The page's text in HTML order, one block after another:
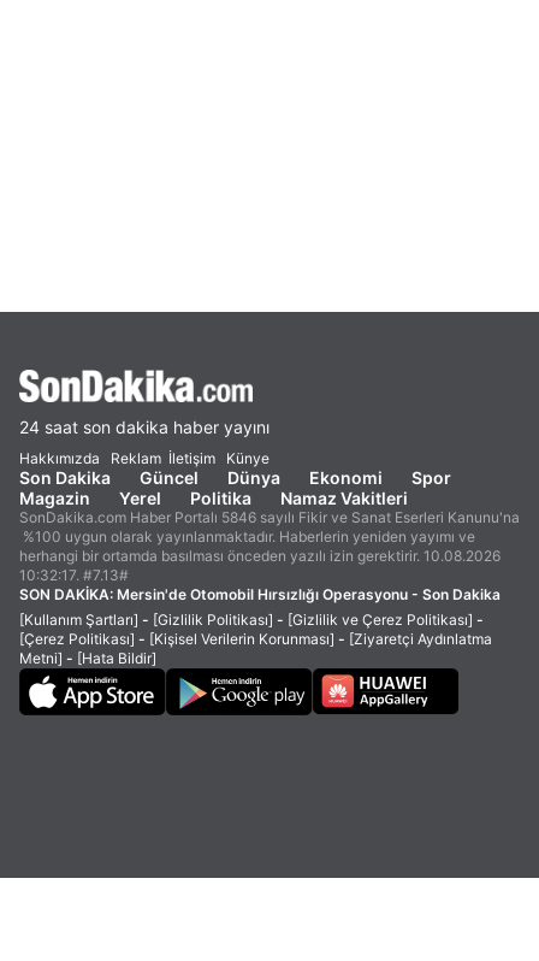
24 saat son dakika haber yayını
Hakkımızda Reklam İletişim Künye
Son Dakika Güncel Dünya Ekonomi
Spor
Magazin
Yerel Politika Namaz Vakitleri
SonDakika.com Haber Portalı 5846 sayılı Fikir ve Sanat Eserleri Kanunu'na
%100 uygun olarak yayınlanmaktadır. Haberlerin yeniden yayımı ve
herhangi bir ortamda basılması önceden yazılı izin gerektirir. 10.08.2026
10:32:17. #7.13#
SON DAKİKA: Mersin'de Otomobil Hırsızlığı Operasyonu - Son Dakika
[Kullanım Şartları] - [Gizlilik Politikası] - [Gizlilik ve Çerez Politikası] -
[Çerez Politikası] - [Kişisel Verilerin Korunması] - [Ziyaretçi Aydınlatma
Metni] - [Hata Bildir]